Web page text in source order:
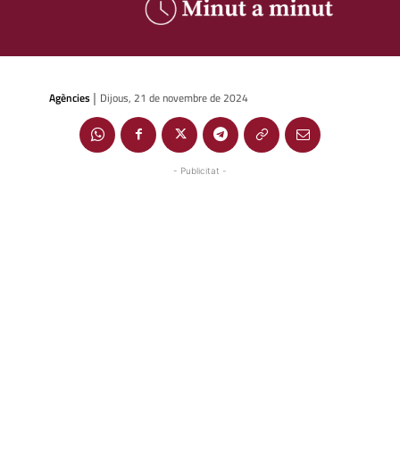
Agències | Dijous, 21 de novembre de 2024
- Publicitat -